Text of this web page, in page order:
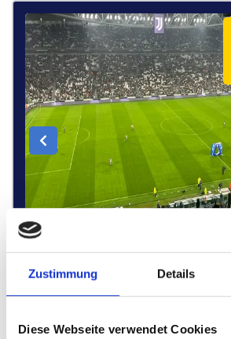
Zustimmung Details
Diese Webseite verwendet Cookies
Club Omar Sivori Hospitality
Lounge-Zugang